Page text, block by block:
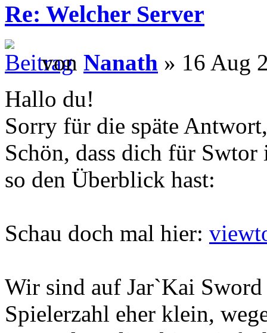
Re: Welcher Server
von Nanath » 16 Aug
Hallo du!
Sorry für die späte
Schön, dass dich für
so den Überblick hast:
Schau doch mal hier:
Wir sind auf Jar`Kai
Spielerzahl eher klein,